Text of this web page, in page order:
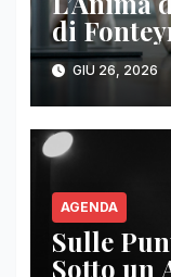
di
Sinergie
GIU 26, 2026
AGENDA
Sulle
Sotto un